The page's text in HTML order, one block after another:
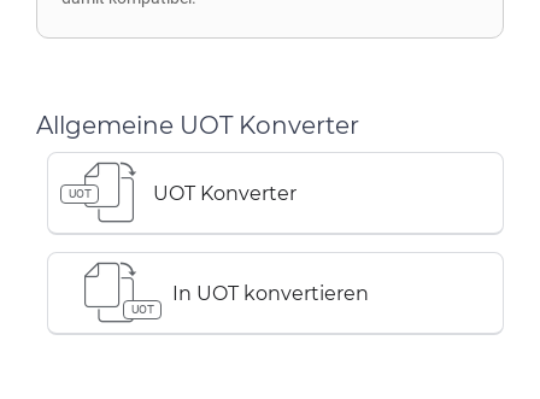
Allgemeine UOT Konverter
UOT UOT Konverter
UOT
In UOT konvertieren